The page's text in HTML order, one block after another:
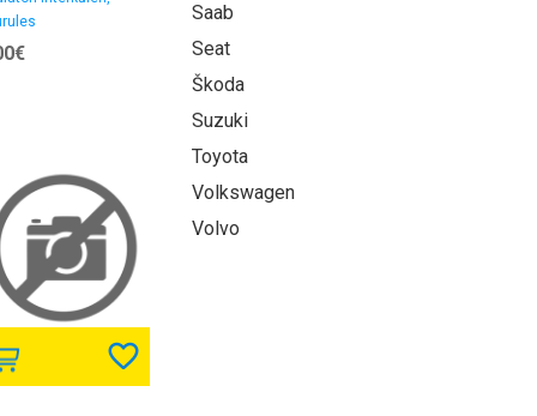
iekšējais
46/50MM
Saab
Seat
Škoda
Suzuki
Toyota
Volkswagen
Volvo